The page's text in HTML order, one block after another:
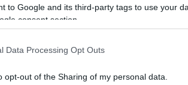
to Google and its third-party tags to use your
consent section.
Data Processing Opt Outs
opt-out of the Sharing of my personal data.
Οι δύο πλευρές υποσχέθηκαν
έντονα την Ουάσιγκτον,
ΑΠΕ-ΜΠΕ